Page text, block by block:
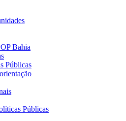
Bahia
Públicas
Públicas